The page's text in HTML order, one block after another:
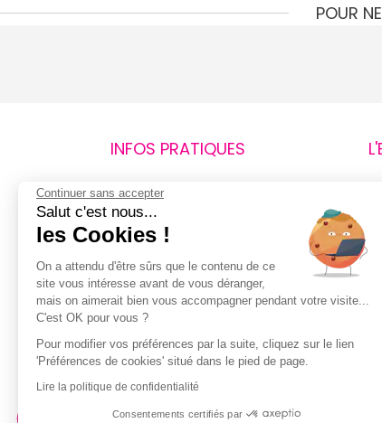
POUR
INFOS PRATIQUES
Retours et remboursements
Suivi de commande
Livraisons
Guide des tailles
Politique de confidentialité
Conditions générales d’utilisation
de la Carte de Fidélité
Continuer sans accepter
Salut c'est nous...
les Cookies !
On a attendu d'être sûrs que le contenu de ce
site vous intéresse avant de vous déranger,
mais on aimerait bien vous accompagner pendant votre visite...
C'est OK pour vous ?
Pour modifier vos préférences par la suite, cliquez sur le lien
'Préférences de cookies' situé dans le pied de page.
Lire la politique de confidentialité
Consentements certifiés par